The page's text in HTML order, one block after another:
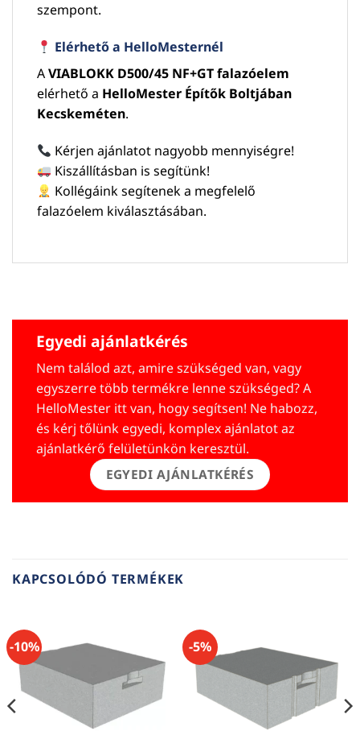
szempont.
Elérhető a HelloMesternél
AVIABLOKK D500/45 NF+GT falazóelem
elérhető a HelloMester Építők Boltjában
Kecskeméten.
Kérjen ajánlatot nagyobb mennyiségre!
Kiszállításban is segítünk!
Kollégáink segítenek a megfelelő
falazóelem kiválasztásában.
Egyedi ajánlatkérés
Nem találod azt, amire szükséged van, vagy
egyszerre több termékre lenne szükséged? A
HelloMester itt van, hogy segítsen! Ne habozz,
és kérj tőlünk egyedi, komplex ajánlatot az
ajánlatkérő felületünkön keresztül.
EGYEDI AJÁNLATKÉRÉS
KAPCSOLÓDÓ TERMÉKEK
-10% -5%